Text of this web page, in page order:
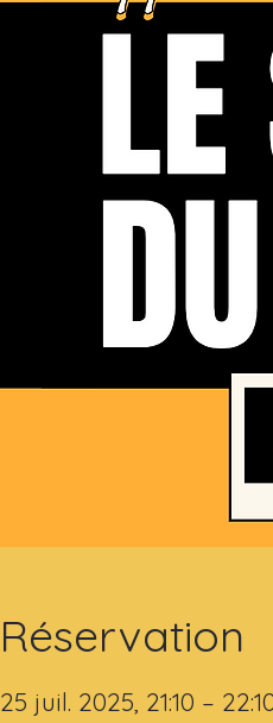
Réservation
25 juil. 2025, 21:10 –